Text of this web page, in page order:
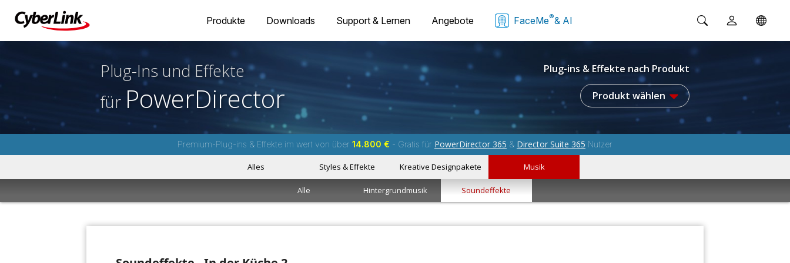
Produkte Downloads Support & Lernen Angebote FaceMe®& AI
Plug-Ins und Effekte
für PowerDirector
Plug-ins & Effekte nach Produkt
Produkt wählen
Premium-Plug-ins & Effekte im wert von über 14.800 € - Gratis für PowerDirector 365 & Director Suite 365 Nutzer
Alles Styles & Effekte Kreative Designpakete Musik
Alle Hintergrundmusik Soundeffekte